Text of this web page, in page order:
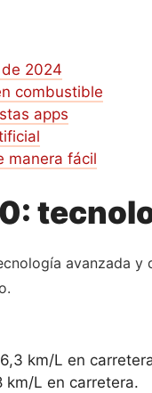
2024
combustible
apps
manera fácil
avanzada
km/L en
km/L en carretera.